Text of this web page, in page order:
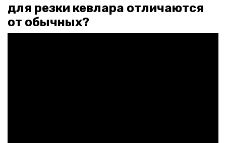
для резки кевлара отличаются
от обычных?